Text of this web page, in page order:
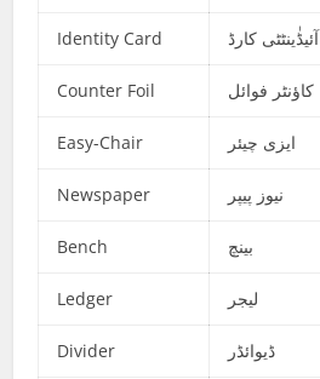
Identity Card آئیڈٰینٹٹی کارڈ
Counter Foil کاؤنٹر فوائل
Easy-Chair ایزی چیئر
Newspaper نیوز پیپر
Bench بینچ
Ledger لیجر
Divider ڈیوائڈر